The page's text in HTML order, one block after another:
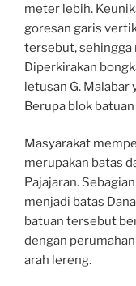
meter lebih.
goresan garis
tersebut,
Diperkirakan
letusan G. Malabar
Berupa blok
Masyarakat
merupakan batas
Pajajaran.
menjadi batas
batuan tersebut
dengan
arah lereng.